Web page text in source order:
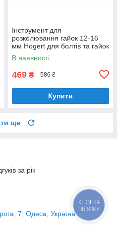
Інструмент для
розколювання гайок 12-16
мм Hogert для болтів та гайок
(HT8G408)
В наявності
469 ₴ 586 ₴
Купити
ще
за рік
7, Одеса, Україна
КНОПКА
ЗВ'ЯЗКУ